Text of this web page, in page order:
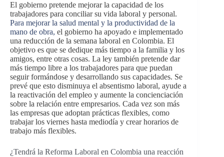
El gobierno pretende mejorar la capacidad de los
trabajadores para conciliar su vida laboral y personal.
Para mejorar la salud mental y la productividad de la
mano de obra, el gobierno ha apoyado e implementado
una reducción de la semana laboral en Colombia. El
objetivo es que se dedique más tiempo a la familia y los
amigos, entre otras cosas. La ley también pretende dar
más tiempo libre a los trabajadores para que puedan
seguir formándose y desarrollando sus capacidades. Se
prevé que esto disminuya el absentismo laboral, ayude a
la reactivación del empleo y aumente la concienciación
sobre la relación entre empresarios. Cada vez son más
las empresas que adoptan prácticas flexibles, como
trabajar los viernes hasta mediodía y crear horarios de
trabajo más flexibles.
¿Tendrá la Reforma Laboral en Colombia una reacción